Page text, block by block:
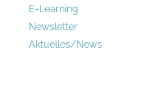
E-Learning
Newsletter
Aktuelles/News